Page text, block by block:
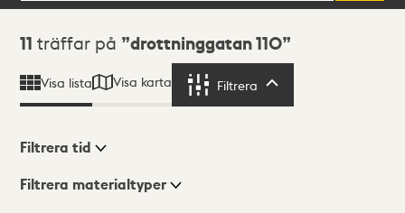
Sökresultat
11 träffar på drottninggatan 110
Visa lista Visa karta Filtrera
Visningsläge
Filtrera tid
Filtrera materialtyper